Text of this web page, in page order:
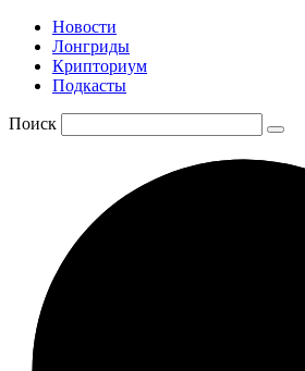
Новости
Лонгриды
Крипториум
Подкасты
Поиск